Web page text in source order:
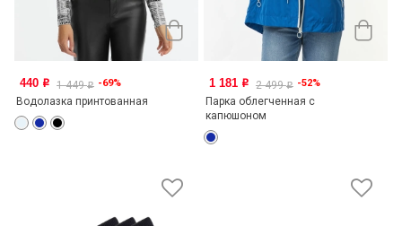
440 o 1 449o -69%
Водолазка принтованная
1 181 o 2 499o -52%
Парка облегченная с
капюшоном